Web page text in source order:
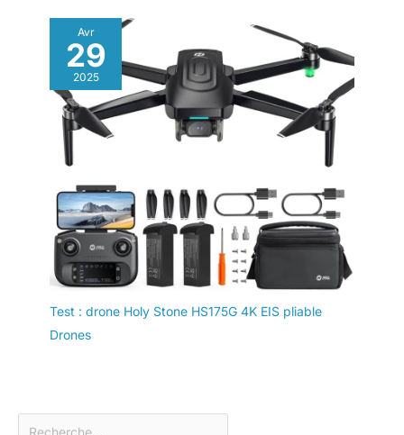
Avr
29
2025
Test : drone Holy Stone HS175G 4K EIS pliable
Drones